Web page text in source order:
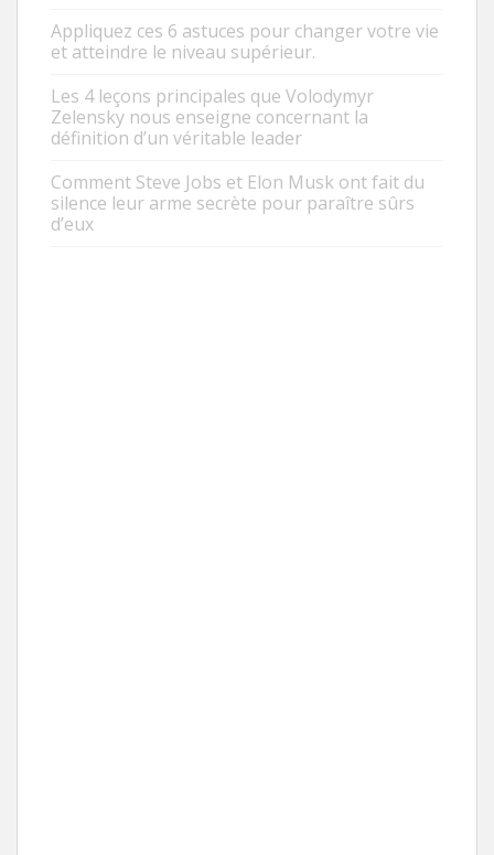
Appliquez ces 6 astuces pour changer votre vie
et atteindre le niveau supérieur.
Les 4 leçons principales que Volodymyr
Zelensky nous enseigne concernant la
définition d’un véritable leader
Comment Steve Jobs et Elon Musk ont fait du
silence leur arme secrète pour paraître sûrs
d’eux